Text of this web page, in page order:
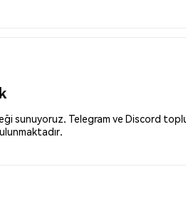
sunuyoruz. Telegram ve Discord